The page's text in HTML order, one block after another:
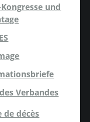
Kongresse und
Verbandes
de décès